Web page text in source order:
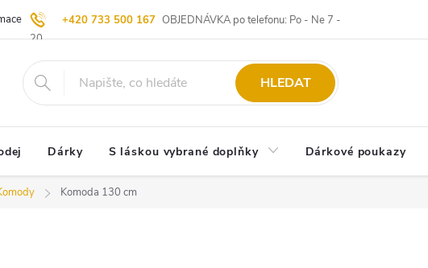
+420 733 500 167 OBJEDNÁVKA po telefonu: Po - Ne 7 -
20
| Vrácení zboží Blog 20 let u Starých Komisní prodej | Výkup zboží
HLEDAT
Dárky S láskou vybrané doplňky Dárkové poukazy
Komoda 130 cm